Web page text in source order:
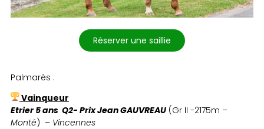
Réserver une saillie
Palmarès :
Vainqueur
Etrier 5 ans Q2- Prix Jean GAUVREAU (Gr II -2175m –
Monté) – Vincennes